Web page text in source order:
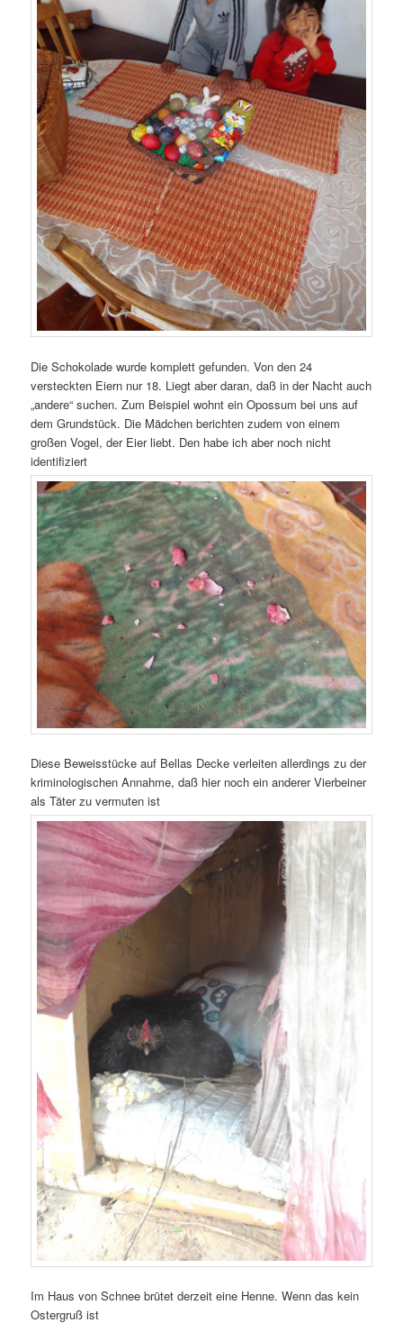
Die Schokolade wurde komplett gefunden. Von den 24
versteckten Eiern nur 18. Liegt aber daran, daß in der Nacht auch
„andere“ suchen. Zum Beispiel wohnt ein Opossum bei uns auf
dem Grundstück. Die Mädchen berichten zudem von einem
großen Vogel, der Eier liebt. Den habe ich aber noch nicht
identifiziert
Diese Beweisstücke auf Bellas Decke verleiten allerdings zu der
kriminologischen Annahme, daß hier noch ein anderer Vierbeiner
als Täter zu vermuten ist
Im Haus von Schnee brütet derzeit eine Henne. Wenn das kein
Ostergruß ist